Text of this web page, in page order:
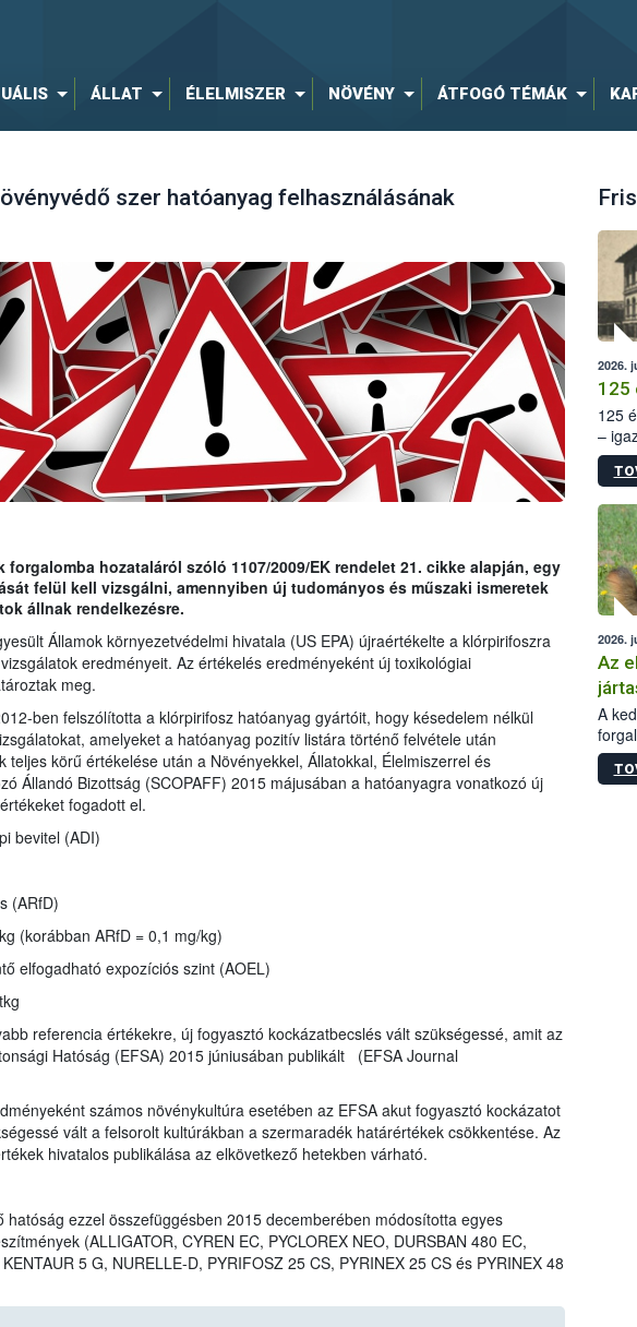
ÁLLAT ÉLELMISZER NÖVÉNY ÁTFOGÓ TÉMÁK
szer hatóanyag felhasználásának
forgalomba hozataláról szóló 1107/2009/EK rendelet 21. cikke alapján, egy
felül kell vizsgálni, amennyiben új tudományos és műszaki ismeretek
állnak rendelkezésre.
Államok környezetvédelmi hivatala (US EPA) újraértékelte a klórpirifoszra
eredményeit. Az értékelés eredményeként új toxikológiai
meg.
ben felszólította a klórpirifosz hatóanyag gyártóit, hogy késedelem nélkül
amelyeket a hatóanyag pozitív listára történő felvétele után
teljes körű értékelése után a Növényekkel, Állatokkal, Élelmiszerrel és
Állandó Bizottság (SCOPAFF) 2015 májusában a hatóanyagra vonatkozó új
fogadott el.
bevitel (ADI)
(ARfD)
(korábban ARfD = 0,1 mg/kg)
elfogadható expozíciós szint (AOEL)
referencia értékekre, új fogyasztó kockázatbecslés vált szükségessé, amit az
Hatóság (EFSA) 2015 júniusában publikált (EFSA Journal
számos növénykultúra esetében az EFSA akut fogyasztó kockázatot
vált a felsorolt kultúrákban a szermaradék határértékek csökkentése. Az
hivatalos publikálása az elkövetkező hetekben várható.
hatóság ezzel összefüggésben 2015 decemberében módosította egyes
(ALLIGATOR, CYREN EC, PYCLOREX NEO, DURSBAN 480 EC,
5 G, NURELLE-D, PYRIFOSZ 25 CS, PYRINEX 25 CS és PYRINEX 48
2026.
125
125
–
15.
2026.
Az
A